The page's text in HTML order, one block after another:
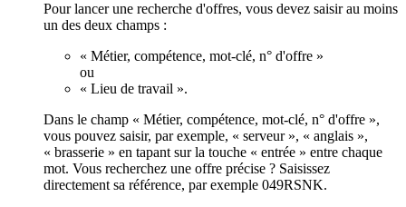
Pour lancer une recherche d'offres, vous devez saisir au moins
un des deux champs :
« Métier, compétence, mot-clé, n° d'offre »
ou
« Lieu de travail ».
Dans le champ « Métier, compétence, mot-clé, n° d'offre »,
vous pouvez saisir, par exemple, « serveur », « anglais »,
« brasserie » en tapant sur la touche « entrée » entre chaque
mot. Vous recherchez une offre précise ? Saisissez
directement sa référence, par exemple 049RSNK.